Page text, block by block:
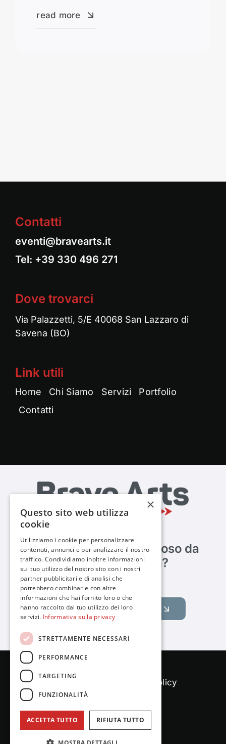
read more
Contatti
eventi@bravearts.it
Tel: +39 330 496 271
Dove trovarci
Via Palazzetti, 5/E 40068 San Lazzaro di
Savena (BO)
Link utili
Home Chi Siamo Servizi
Portfolio
Contatti
Sei abbastanza coraggioso da
metterci alla prova?
Raccontaci il tuo obiettivo
Privacy policy
×
Questo sito web utilizza
cookie
Utilizziamo i cookie per personalizzare
contenuti, annunci e per analizzare il nostro
traffico. Condividiamo inoltre informazioni
sul tuo utilizzo del nostro sito con i nostri
partner pubblicitari e di analisi che
potrebbero combinarle con altre
informazioni che hai fornito loro o che
hanno raccolto dal tuo utilizzo dei loro
servizi. Informativa sulla privacy
STRETTAMENTE NECESSARI
PERFORMANCE
TARGETING
FUNZIONALITÀ
ACCETTA TUTTO RIFIUTA TUTTO